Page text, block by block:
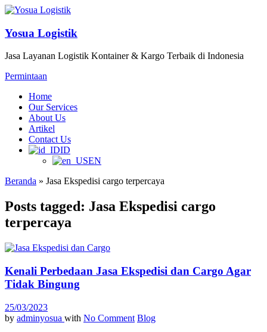
Yosua Logistik
Jasa Layanan Logistik Kontainer & Kargo Terbaik di Indonesia
Permintaan
Home
Our Services
About Us
Artikel
Contact Us
ID
EN
Beranda » Jasa Ekspedisi cargo terpercaya
Posts tagged: Jasa Ekspedisi cargo
terpercaya
Kenali Perbedaan Jasa Ekspedisi dan Cargo Agar
Tidak Bingung
25/03/2023
by adminyosua with No Comment Blog